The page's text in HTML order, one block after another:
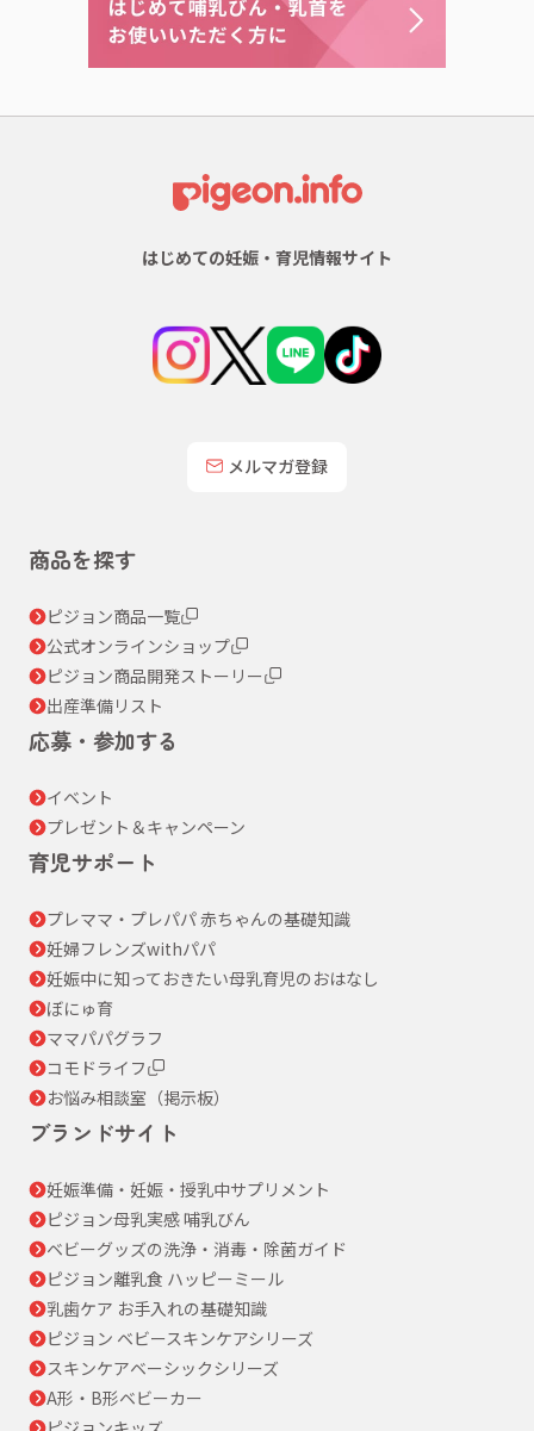
はじめての妊娠・育児情報サイト
メルマガ登録
商品を探す
ピジョン商品一覧
公式オンラインショップ
ピジョン商品開発ストーリー
出産準備リスト
応募・参加する
イベント
プレゼント＆キャンペーン
育児サポート
プレママ・プレパパ 赤ちゃんの基礎知識
妊婦フレンズwithパパ
妊娠中に知っておきたい母乳育児のおはなし
ぼにゅ育
ママパパグラフ
コモドライフ
お悩み相談室（掲示板）
ブランドサイト
妊娠準備・妊娠・授乳中サプリメント
ピジョン母乳実感 哺乳びん
ベビーグッズの洗浄・消毒・除菌ガイド
ピジョン離乳食 ハッピーミール
乳歯ケア お手入れの基礎知識
ピジョン ベビースキンケアシリーズ
スキンケアベーシックシリーズ
A形・B形ベビーカー